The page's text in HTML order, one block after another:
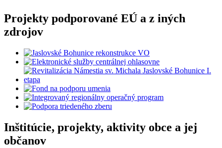
Projekty podporované EÚ a z iných
zdrojov
Inštitúcie, projekty, aktivity obce a jej
občanov